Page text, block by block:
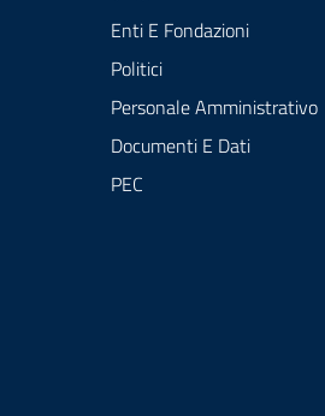
Enti E Fondazioni
Politici
Personale Amministrativo
Documenti E Dati
PEC